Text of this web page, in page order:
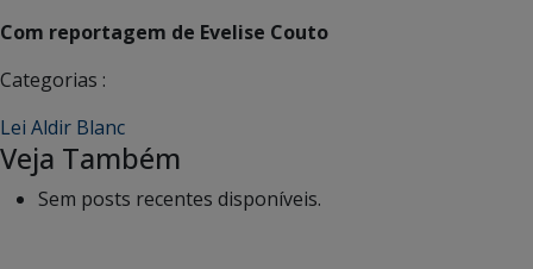
Com reportagem de Evelise Couto
Categorias :
Lei Aldir Blanc
Veja Também
Sem posts recentes disponíveis.